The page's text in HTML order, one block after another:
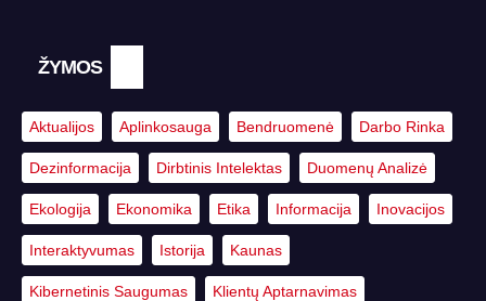
ŽYMOS
Aktualijos Aplinkosauga Bendruomenė Darbo Rinka
Dezinformacija Dirbtinis Intelektas Duomenų Analizė
Ekologija Ekonomika Etika Informacija Inovacijos
Interaktyvumas Istorija Kaunas
Kibernetinis Saugumas Klientų Aptarnavimas